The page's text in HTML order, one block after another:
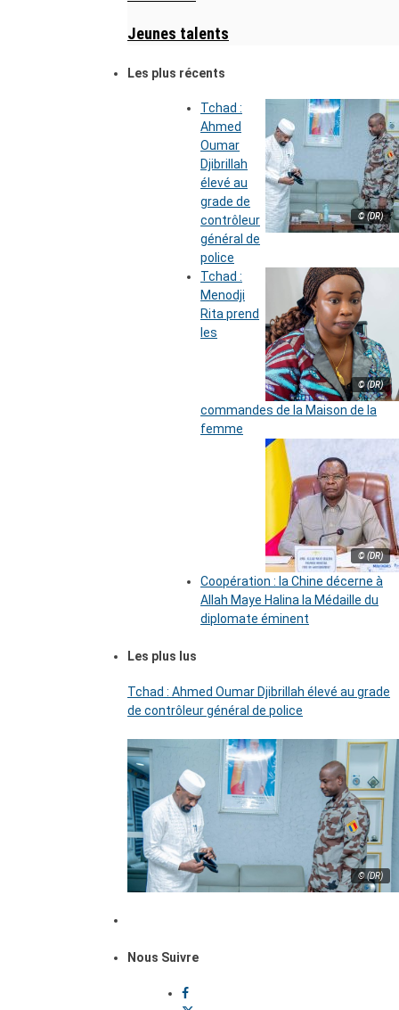
Jeunes talents
Les plus récents
© (DR)
Tchad :
Ahmed
Oumar
Djibrillah
élevé au
grade de
contrôleur
général de
police
© (DR)
Tchad :
Menodji
Rita prend
les
commandes de la Maison de la
femme
© (DR)
Coopération : la Chine décerne à
Allah Maye Halina la Médaille du
diplomate éminent
Les plus lus
Tchad : Ahmed Oumar Djibrillah élevé au grade
de contrôleur général de police
© (DR)
Nous Suivre